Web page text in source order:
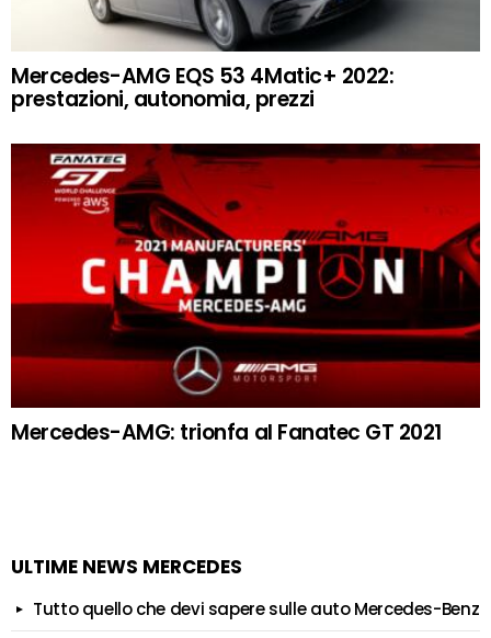
Mercedes-AMG EQS 53 4Matic+ 2022:
prestazioni, autonomia, prezzi
Mercedes-AMG: trionfa al Fanatec GT 2021
ULTIME NEWS MERCEDES
Tutto quello che devi sapere sulle auto Mercedes-Benz